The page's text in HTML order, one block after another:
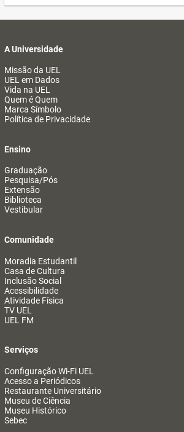
A Universidade
Missão da UEL
UEL em Dados
Vida na UEL
Quem é Quem
Marca Símbolo
Política de Privacidade
Ensino
Graduação
Pesquisa/Pós
Extensão
Biblioteca
Vestibular
Comunidade
Moradia Estudantil
Casa de Cultura
Inclusão Social
Acessibilidade
Atividade Física
TV UEL
UEL FM
Serviços
Configuração Wi-Fi UEL
Acesso a Periódicos
Restaurante Universitário
Museu de Ciência
Museu Histórico
Sebec